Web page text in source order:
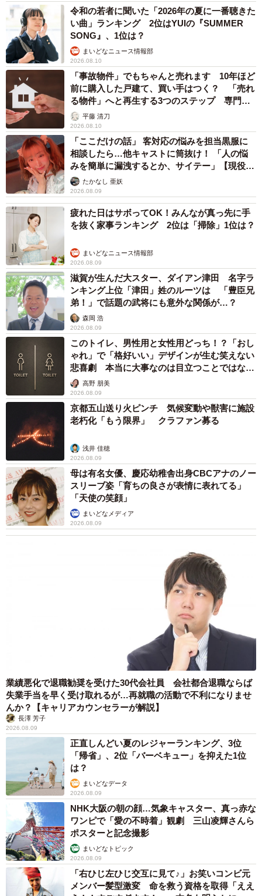
令和の若者に聞いた「2026年の夏に一番聴きた
い曲」ランキング 2位はYUIの『SUMMER
SONG』、1位は？
まいどなニュース情報部
2026.08.10
「事故物件」でもちゃんと売れます 10年ほど
前に購入した戸建て、買い手はつく？ 「売れ
る物件」へと再生する3つのステップ 専門家
が解説平藤 清刀
2026.08.10
「ここだけの話」 客対応の悩みを担当黒服に
相談したら…他キャストに筒抜け！ 「人の悩
みを簡単に漏洩するとか、サイテー」【現役キ
ャストに取材】
たかなし 亜妖
2026.08.09
疲れた日はサボってOK！みんなが真っ先に手
を抜く家事ランキング 2位は「掃除」1位は？
まいどなニュース情報部
2026.08.09
滋賀が生んだ大スター、ダイアン津田 名字ラ
ンキング上位「津田」姓のルーツは 「豊臣兄
弟！」で話題の武将にも意外な関係が…？
森岡 浩
2026.08.09
このトイレ、男性用と女性用どっち！？「おし
ゃれ」で「格好いい」デザインが生む笑えない
悲喜劇 本当に大事なのは目立つことではな
く…高野 朋美
2026.08.09
京都五山送り火ピンチ 気候変動や獣害に施設
老朽化「もう限界」 クラファン募る
浅井 佳穂
2026.08.09
母は有名女優、慶応幼稚舎出身CBCアナのノー
スリーブ姿「育ちの良さが表情に表れてる」
「天使の笑顔」
まいどなメディア
2026.08.09
業績悪化で退職勧奨を受けた30代会社員 会社都合退職ならば
失業手当を早く受け取れるが…再就職の活動で不利になりませ
んか？【キャリアカウンセラーが解説】
長澤 芳子
2026.08.09
正直しんどい夏のレジャーランキング、3位
「帰省」、2位「バーベキュー」を抑えた1位
は？
まいどなデータ
2026.08.09
NHK大阪の朝の顔…気象キャスター、真っ赤な
ワンピで「愛の不時着」観劇 三山凌輝さんら
ポスターと記念撮影
まいどなトピック
2026.08.09
「右ひじ左ひじ交互に見て♪」お笑いコンビ元
メンバー髪型激変 命を救う資格を取得「ええ